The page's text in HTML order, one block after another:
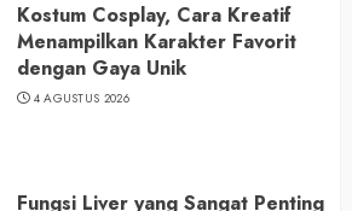
Kostum Cosplay, Cara Kreatif
Menampilkan Karakter Favorit
dengan Gaya Unik
4 AGUSTUS 2026
Fungsi Liver yang Sangat Penting